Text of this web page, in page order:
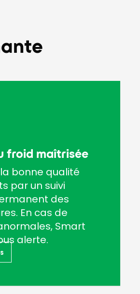
froid maîtrisée
bonne qualité
par un suivi
des
En cas de
Smart
alerte.